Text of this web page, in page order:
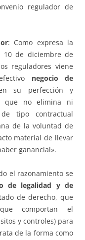
regulador de
: Como expresa la
10 de diciembre de
reguladores viene
negocio de
su perfección y
que no elimina ni
tipo contractual
de la voluntad de
material de llevar
ganancial».
el razonamiento se
de legalidad y de
de derecho, que
comportan el
y controles) para
de la forma como